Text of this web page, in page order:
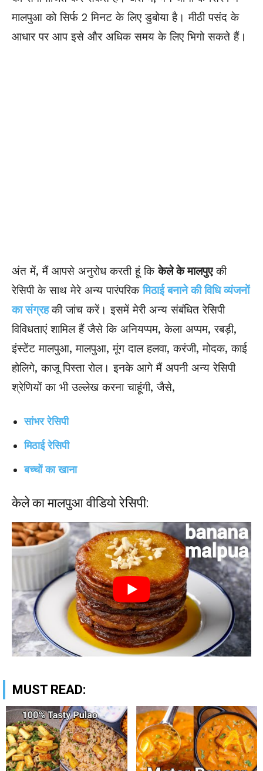
मालपुआ को सिर्फ 2 मिनट के लिए डुबोया है। मीठी पसंद के
आधार पर आप इसे और अधिक समय के लिए भिगो सकते हैं।
अंत में, मैं आपसे अनुरोध करती हूं किकेले के मालपुएकी
रेसिपी के साथ मेरे अन्य पारंपरिकमिठाई बनाने की विधि व्यंजनों
का संग्रहकी जांच करें। इसमें मेरी अन्य संबंधित रेसिपी
विविधताएं शामिल हैं जैसे कि अनियप्पम, केला अप्पम, रबड़ी,
इंस्टेंट मालपुआ, मालपुआ, मूंग दाल हलवा, करंजी, मोदक, काई
होलिगे, काजू पिस्ता रोल। इनके आगे मैं अपनी अन्य रेसिपी
श्रेणियों का भी उल्लेख करना चाहूंगी, जैसे,
सांभर रेसिपी
मिठाई रेसिपी
बच्चों का खाना
केले का मालपुआ वीडियो रेसिपी:
MUST READ: